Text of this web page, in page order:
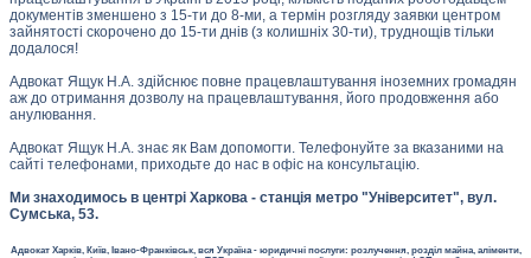
документів зменшено з 15-ти до 8-ми, а термін розгляду заявки центром
зайнятості скорочено до 15-ти днів (з колишніх 30-ти), труднощів тільки
додалося!
Адвокат Ящук Н.А. здійснює повне працевлаштування іноземних громадян
аж до отримання дозволу на працевлаштування, його продовження або
анулювання.
Адвокат Ящук Н.А. знає як Вам допомогти. Телефонуйте за вказаними на
сайті телефонами, приходьте до нас в офіс на консультацію.
Ми знаходимось в центрі Харкова - станція метро "Університет", вул.
Сумська, 53.
Адвокат Харків, Київ, Івано-Франківськ, вся Україна - юридичні послуги: розлучення, розділ майна, аліменти,